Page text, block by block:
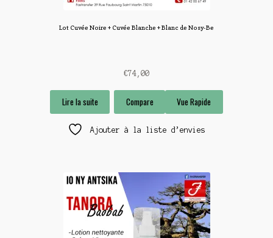
Lot Cuvée Noire + Cuvée Blanche + Blanc de Nosy-Be
€74,00
Lire la suite Compare Vue Rapide
Ajouter à la liste d’envies